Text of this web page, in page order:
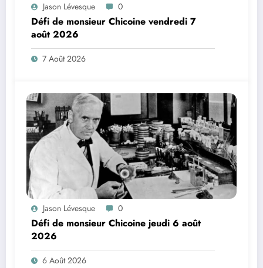
Jason Lévesque 0
Défi de monsieur Chicoine vendredi 7
août 2026
7 Août 2026
Jason Lévesque 0
Défi de monsieur Chicoine jeudi 6 août
2026
6 Août 2026